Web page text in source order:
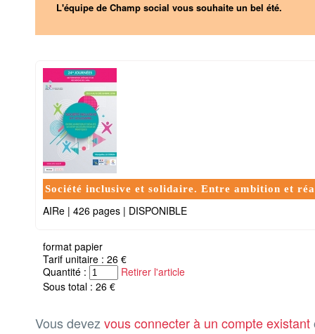
L'équipe de Champ social vous souhaite un bel été.
Société inclusive et solidaire. Entre ambition et
AIRe | 426 pages | DISPONIBLE
format papier
Tarif unitaire : 26 €
Quantité :
Retirer l'article
Sous total : 26 €
Vous devez vous connecter à un compte existant